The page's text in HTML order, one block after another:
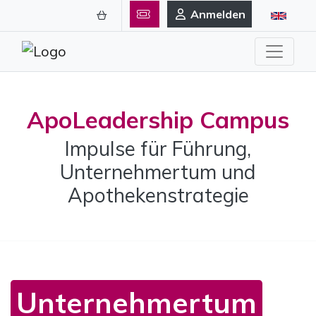
Anmelden
ApoLeadership Campus
Impulse für Führung,
Unternehmertum und
Apothekenstrategie
Unternehmertum